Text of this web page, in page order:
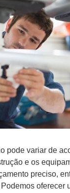
pode variar de
e os
preciso,
Podemos oferecer